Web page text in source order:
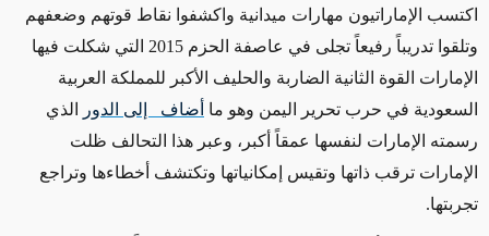
اكتسب الإماراتيون مهارات ميدانية واكشفوا نقاط قوتهم وضعفهم
وتلقوا تدريباً رفيعاً تجلى في عاصفة الحزم 2015 التي شكلت فيها
الإمارات القوة الثانية الضاربة والحليف الأكبر للمملكة العربية
السعودية في حرب تحرير اليمن وهو ما أضاف إلى الدور
الذي
رسمته الإمارات لنفسها عمقاً أكبر، وعبر هذا التحالف ظلت
الإمارات ترقب ذاتها وتقيس إمكانياتها وتكتشف أخطاءها وتراجع
تجربتها.